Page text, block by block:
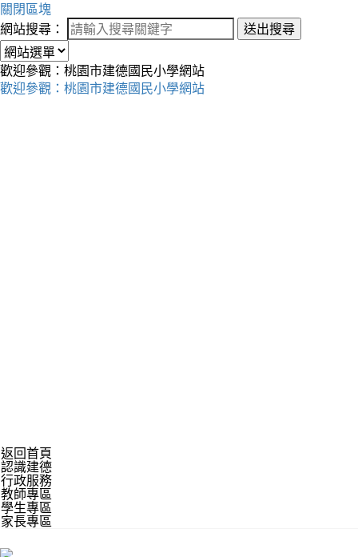
關閉區塊
網站搜尋：
送出搜尋
歡迎參觀：桃園市建德國民小學網站
歡迎參觀：桃園市建德國民小學網站
返回首頁
認識建德
行政服務
教師專區
學生專區
家長專區